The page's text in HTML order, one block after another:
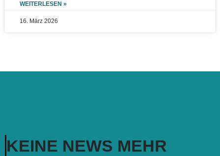
WEITERLESEN »
16. März 2026
KEINE NEWS MEHR